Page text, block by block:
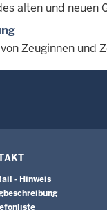
alten und
Zeuginnen und
- Hinweis